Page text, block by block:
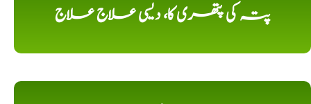
پتہ کی پتھری کا، دیسی علاج علاج